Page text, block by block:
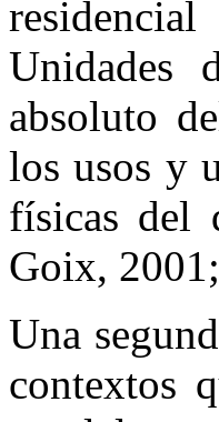
Unidades
absoluto
los usos y
físicas del
Goix,
Una
contextos